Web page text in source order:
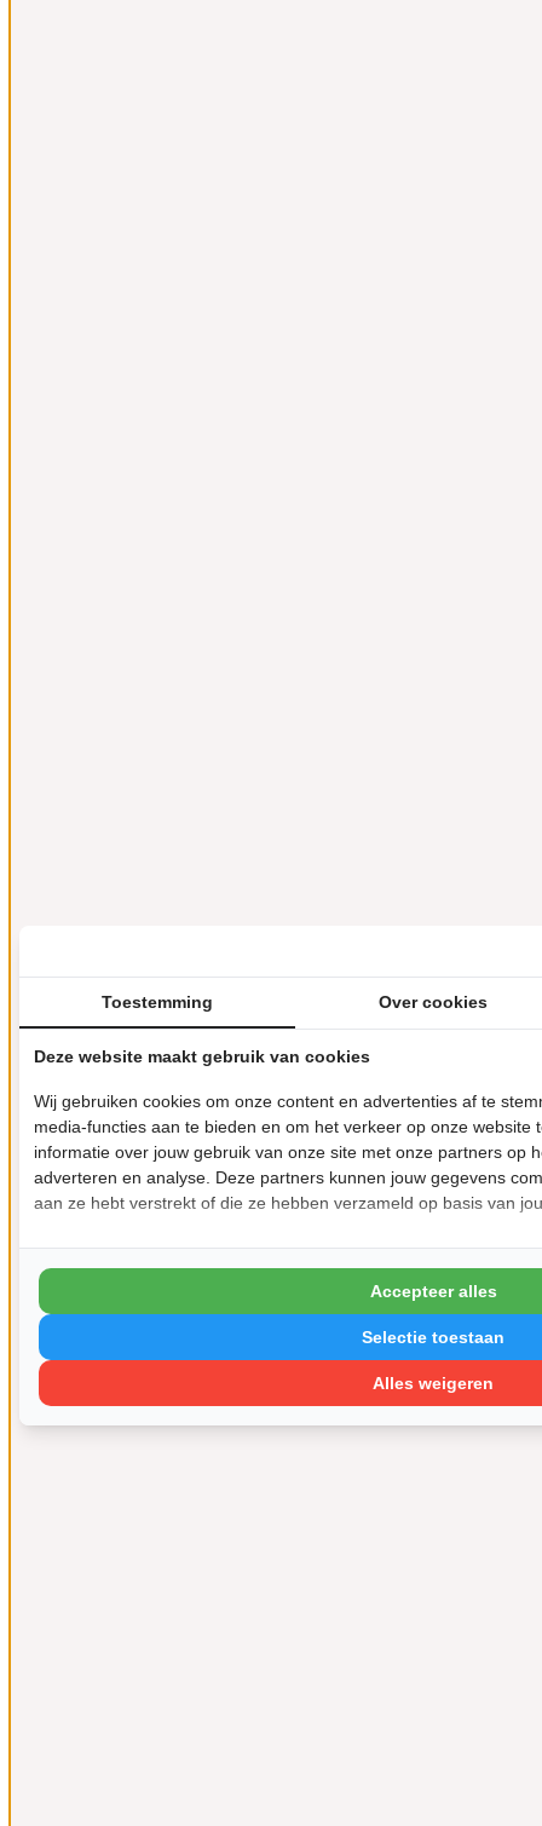
Toestemming Over cookies
Deze website maakt gebruik van cookies
Wij gebruiken cookies om onze content en advertenties af te
media-functies aan te bieden en om het verkeer op onze website
informatie over jouw gebruik van onze site met onze partners op
adverteren en analyse. Deze partners kunnen jouw gegevens
aan ze hebt verstrekt of die ze hebben verzameld op basis van
Alles weigeren
Selectie toestaan
Accepteer alles